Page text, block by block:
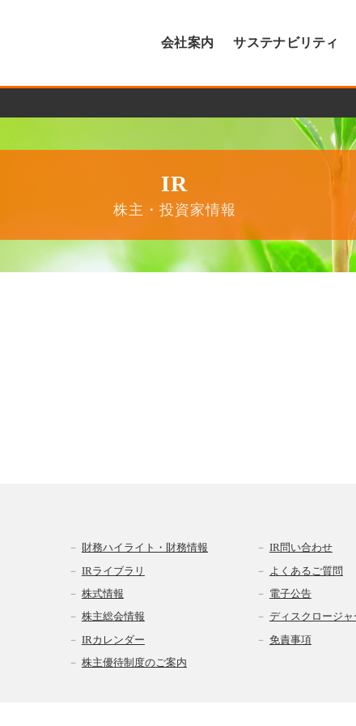
会社案内 サステナビリティ
IR
株主・投資家情報
財務ハイライト・財務情報
IRライブラリ
株式情報
株主総会情報
IRカレンダー
株主優待制度のご案内
IR問い合わせ
よくあるご質問
電子公告
ディスクロージャ
免責事項